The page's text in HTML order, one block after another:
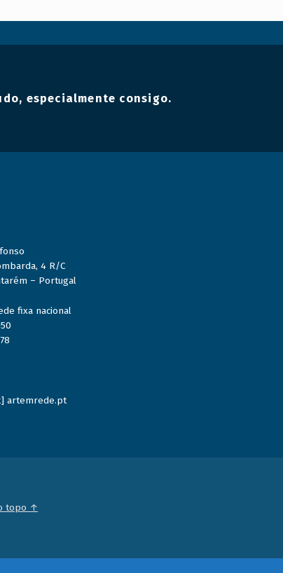
especialmente consigo.
4 R/C
– Portugal
fixa nacional
artemrede.pt
topo ↑